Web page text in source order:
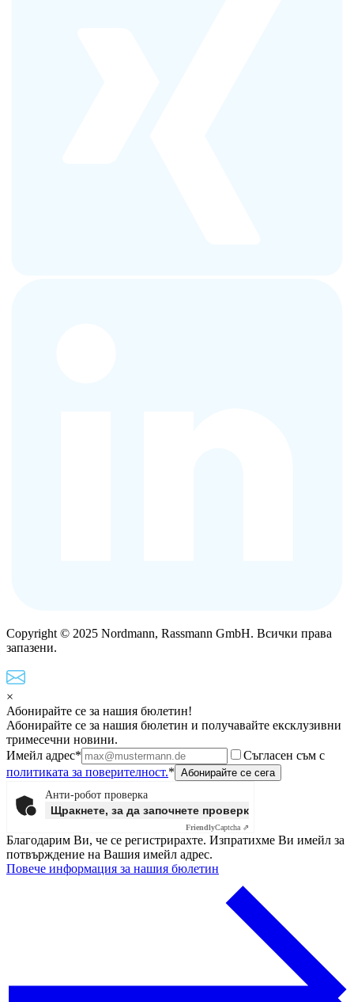
Copyright © 2025 Nordmann, Rassmann GmbH. Всички права
запазени.
×
Абонирайте се за нашия бюлетин!
Абонирайте се за нашия бюлетин и получавайте ексклузивни
тримесечни новини.
Имейл адрес*
Съгласен съм с
политиката за поверителност.*
Анти-робот проверка
Щракнете, за да започнете проверката
FriendlyCaptcha ⇗
Благодарим Ви, че се регистрирахте. Изпратихме Ви имейл за
потвърждение на Вашия имейл адрес.
Повече информация за нашия бюлетин